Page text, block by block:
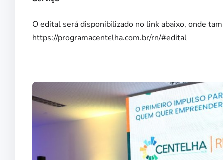
O edital será disponibilizado no link abaixo, onde
https://programacentelha.com.br/rn/#edital